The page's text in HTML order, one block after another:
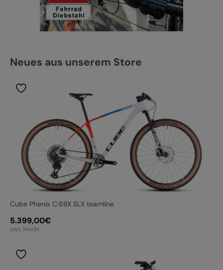
Neues aus unserem Store
Cube Phenix C:68X SLX teamline
5.399,00€
inkl. MwSt.